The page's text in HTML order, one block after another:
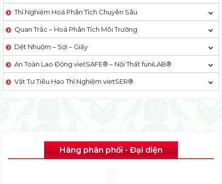
Thí Nghiệm Hoá Phân Tích Chuyên Sâu
Quan Trắc – Hoá Phân Tích Môi Trường
Dệt Nhuộm – Sợi – Giấy
An Toàn Lao Động vietSAFE® – Nội Thất funiLAB®
Vật Tư Tiêu Hao Thí Nghiệm vietSER®
Hãng phân phối - Đại diện